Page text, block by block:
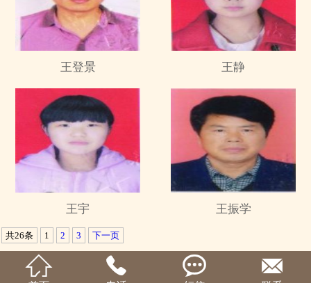
王登景 王静
王宇 王振学
共26条 1 2 3 下一页
   